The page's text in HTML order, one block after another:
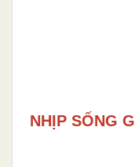
NHỊP SỐNG